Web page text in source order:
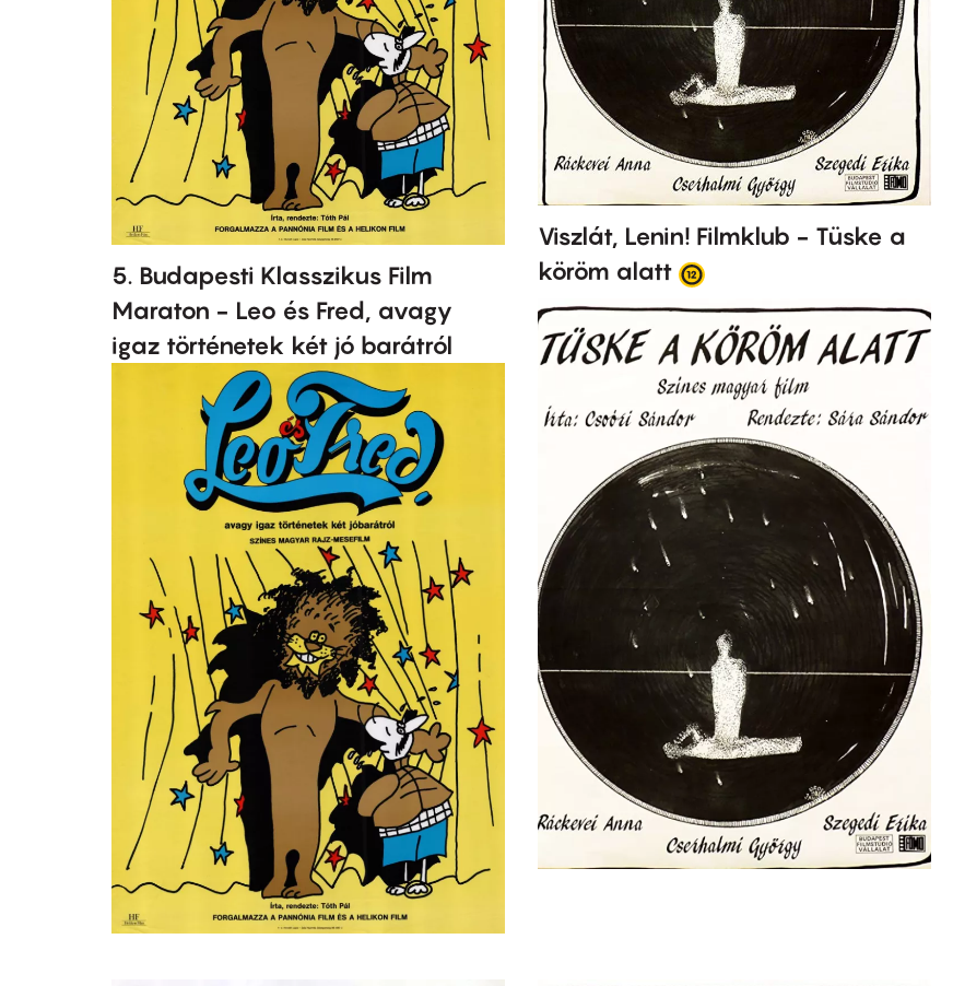
5. Budapesti Klasszikus Film
Maraton - Leo és Fred, avagy
igaz történetek két jó barátról
Viszlát, Lenin! Filmklub - Tüske a
köröm alatt